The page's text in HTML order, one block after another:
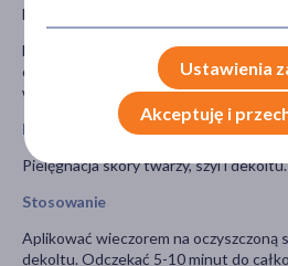
Ekstrakt z kawioru – zapewnia
Ekstrakt z orchidei purpurowej i cica –
odżywienia skóry, dzięki czemu skóra
wygładzona.
Przeznaczenie
Pielęgnacja skóry twarzy, szyi i dekoltu.
Stosowanie
Aplikować wieczorem na oczyszczoną
dekoltu. Odczekać 5-10 minut do
Ustawienia
Akceptuję i